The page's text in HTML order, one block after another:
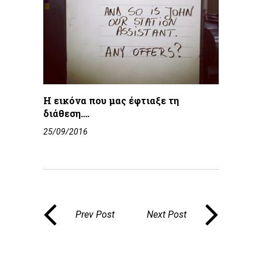
Η εικόνα που μας έφτιαξε τη
διάθεση….
25/09/2016
Prev Post Next Post